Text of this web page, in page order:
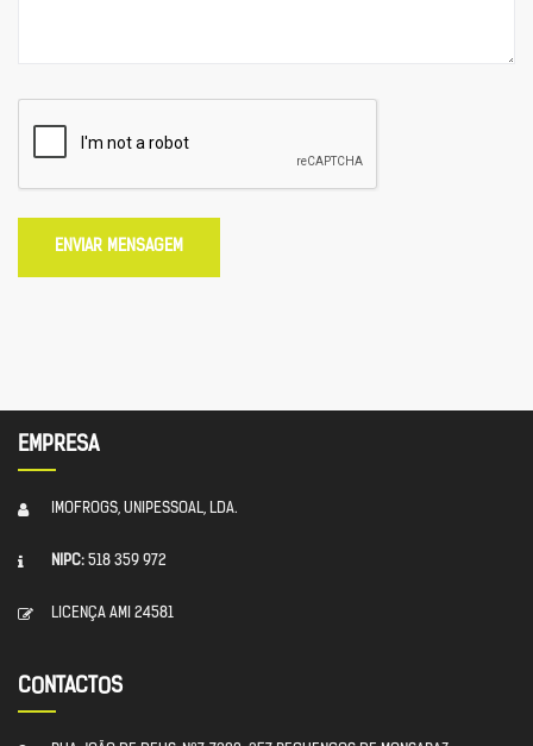
ENVIAR MENSAGEM
EMPRESA
IMOFROGS, UNIPESSOAL, LDA.
NIPC: 518 359 972
LICENÇA AMI 24581
CONTACTOS